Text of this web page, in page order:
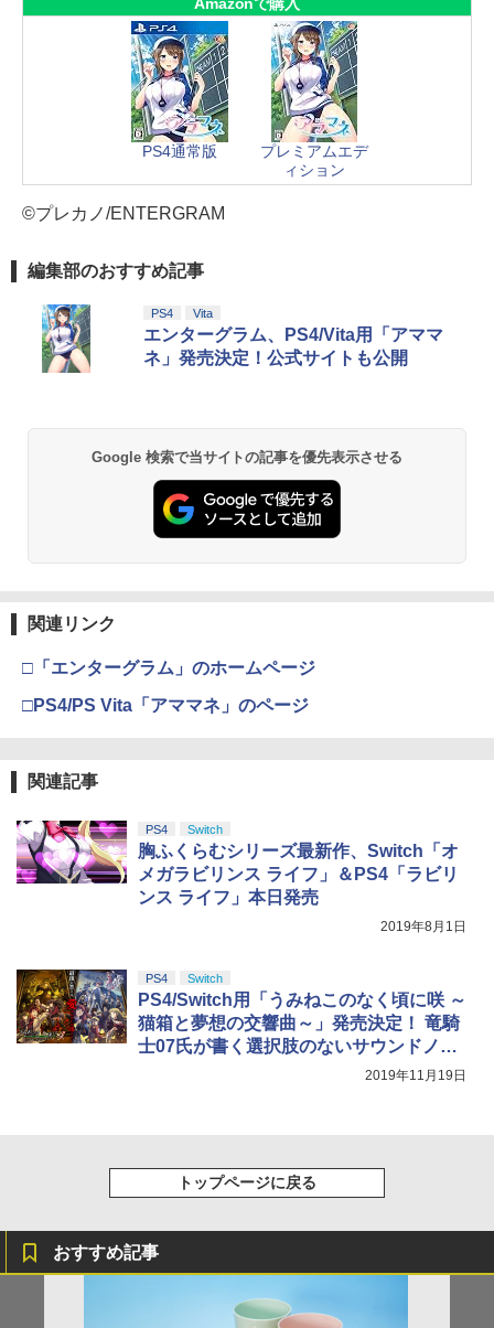
PS4通常版
プレミアムエデ
ィション
©プレカノ/ENTERGRAM
編集部のおすすめ記事
PS4 Vita
エンターグラム、PS4/Vita用「アママ
ネ」発売決定！公式サイトも公開
Google 検索で当サイトの記事を優先表示させる
関連リンク
□「エンターグラム」のホームページ
□PS4/PS Vita「アママネ」のページ
関連記事
PS4 Switch
胸ふくらむシリーズ最新作、Switch「オ
メガラビリンス ライフ」＆PS4「ラビリ
ンス ライフ」本日発売
2019年8月1日
PS4 Switch
PS4/Switch用「うみねこのなく頃に咲 ～
猫箱と夢想の交響曲～」発売決定！ 竜騎
士07氏が書く選択肢のないサウンドノベ
2019年11月19日
トップページに戻る
おすすめ記事